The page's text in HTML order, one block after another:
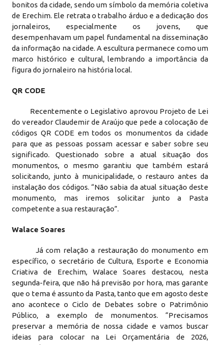
bonitos da cidade, sendo um símbolo da memória coletiva
de Erechim. Ele retrata o trabalho árduo e a dedicação dos
jornaleiros, especialmente os jovens, que
desempenhavam um papel fundamental na disseminação
da informação na cidade. A escultura permanece como um
marco histórico e cultural, lembrando a importância da
figura do jornaleiro na história local.
QR CODE
Recentemente o Legislativo aprovou Projeto de Lei
do vereador Claudemir de Araújo que pede a colocação de
códigos QR CODE em todos os monumentos da cidade
para que as pessoas possam acessar e saber sobre seu
significado. Questionado sobre a atual situação dos
monumentos, o mesmo garantiu que também estará
solicitando, junto à municipalidade, o restauro antes da
instalação dos códigos. “Não sabia da atual situação deste
monumento, mas iremos solicitar junto a Pasta
competente a sua restauração”.
Walace Soares
Já com relação a restauração do monumento em
específico, o secretário de Cultura, Esporte e Economia
Criativa de Erechim, Walace Soares destacou, nesta
segunda-feira, que não há previsão por hora, mas garante
que o tema é assunto da Pasta, tanto que em agosto deste
ano acontece o Ciclo de Debates sobre o Patrimônio
Público, a exemplo de monumentos. “Precisamos
preservar a memória de nossa cidade e vamos buscar
ideias para colocar na Lei Orçamentária de 2026,